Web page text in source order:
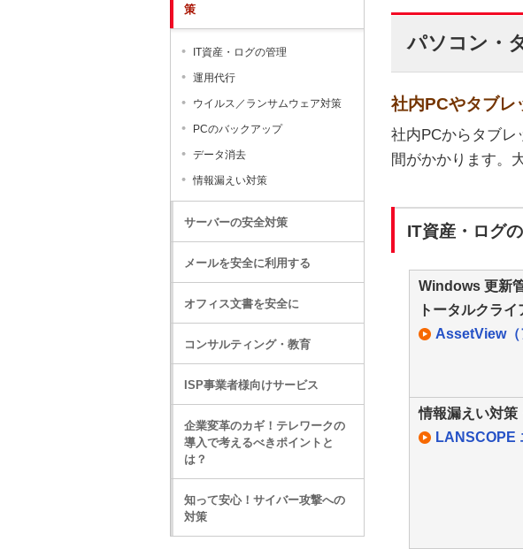
パソコン・
社内PCやタブレ
社内PCからタブレ
間がかかります。
IT資産・ログ
Windows 更新
トータルクラ
AssetView（
情報漏えい対策
LANSCOPE
策
IT資産・ログの管理
運用代行
ウイルス／ランサムウェア対策
PCのバックアップ
データ消去
情報漏えい対策
サーバーの安全対策
メールを安全に利用する
オフィス文書を安全に
コンサルティング・教育
ISP事業者様向けサービス
企業変革のカギ！テレワークの
導入で考えるべきポイントと
は？
知って安心！サイバー攻撃への
対策